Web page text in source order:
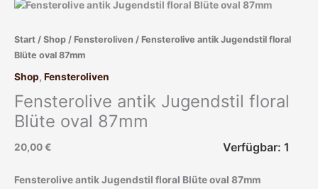
Start / Shop / Fensteroliven / Fensterolive antik Jugendstil floral
Blüte oval 87mm
Shop, Fensteroliven
Fensterolive antik Jugendstil floral
Blüte oval 87mm
20,00€ Verfügbar: 1
Fensterolive antik Jugendstil floral Blüte oval 87mm
floral
oval
87mm
Menge